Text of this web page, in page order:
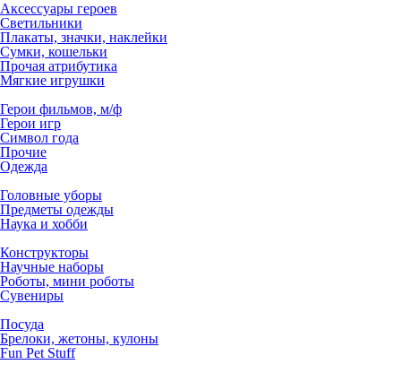
Аксессуары героев
Светильники
Плакаты, значки, наклейки
Сумки, кошельки
Прочая атрибутика
Мягкие игрушки
Герои фильмов, м/ф
Герои игр
Символ года
Прочие
Одежда
Головные уборы
Предметы одежды
Наука и хобби
Конструкторы
Научные наборы
Роботы, мини роботы
Сувениры
Посуда
Брелоки, жетоны, кулоны
Fun Pet Stuff